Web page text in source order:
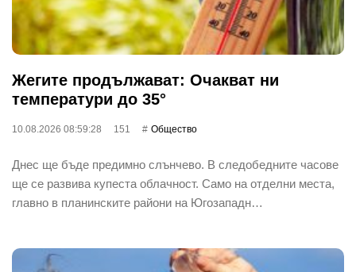
Жегите продължават: Очакват ни
температури до 35°
10.08.2026 08:59:28 151 Общество
Днес ще бъде предимно слънчево. В следобедните часове
ще се развива купеста облачност. Само на отделни места,
главно в планинските райони на Югозападн…